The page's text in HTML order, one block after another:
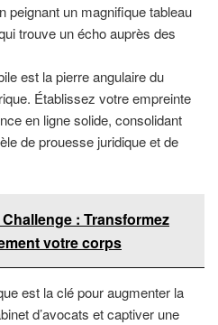
peignant un magnifique tableau
trouve un écho auprès des
est la pierre angulaire du
Établissez votre empreinte
en ligne solide, consolidant
de prouesse juridique et de
: Transformez
votre corps
est la clé pour augmenter la
d’avocats et captiver une